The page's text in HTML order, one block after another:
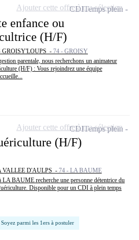
enfance ou
(H/F)
GROISY'LOUPS - 74 - GROISY
parentale, nous recherchons un animateur
(H/F) : Vous rejoindrez une équipe
CDITemps plein
Ajouter cette offre à ma sélection
(H/F)
VALLEE D'AULPS - 74 - LA BAUME
BAUME recherche une personne détentrice du
Disponible pour un CDI à plein temps
Soyez parmi les 1ers à postuler
CDITemps plein
Ajouter cette offre à ma sélection